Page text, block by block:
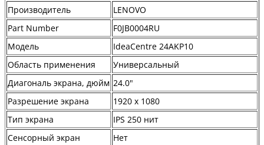
Производитель
LENOVO
Part Number
F0JB0004RU
Модель
IdeaCentre 24AKP10
Область применения
Универсальный
Диагональ экрана, дюйм 24.0"
Разрешение экрана
1920 x 1080
Тип экрана
IPS 250 нит
Сенсорный экран
Нет